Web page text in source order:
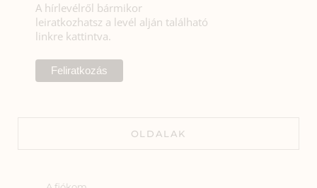
A hírlevélről bármikor
leiratkozhatsz a levél alján található
linkre kattintva.
OLDALAK